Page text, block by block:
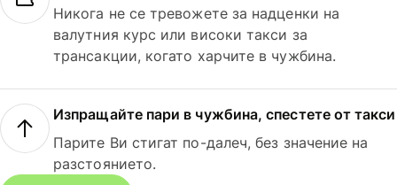
Никога не се тревожете за надценки на
валутния курс или високи такси за
трансакции, когато харчите в чужбина.
Изпращайте пари в чужбина, спестете от такси
Парите Ви стигат по-далеч, без значение на
разстоянието.